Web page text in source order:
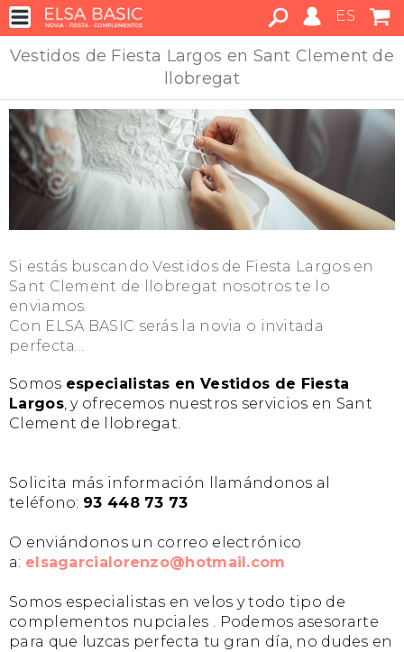
ES
Vestidos de Fiesta Largos en Sant Clement de
llobregat
Si estás buscando Vestidos de Fiesta Largos en
Sant Clement de llobregat nosotros te lo
enviamos.
Con ELSA BASIC serás la novia o invitada
perfecta...
Somos especialistas en Vestidos de Fiesta
Largos, y ofrecemos nuestros servicios en Sant
Clement de llobregat.
Solicita más información llamándonos al
teléfono: 93 448 73 73
O enviándonos un correo electrónico
a: elsagarcialorenzo@hotmail.com
Somos especialistas en velos y todo tipo de
complementos nupciales . Podemos asesorarte
para que luzcas perfecta tu gran día, no dudes en